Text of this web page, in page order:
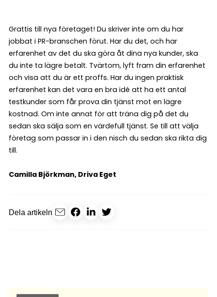
Grattis till nya företaget! Du skriver inte om du har
jobbat i PR-branschen förut. Har du det, och har
erfarenhet av det du ska göra åt dina nya kunder, ska
du inte ta lägre betalt. Tvärtom, lyft fram din erfarenhet
och visa att du är ett proffs. Har du ingen praktisk
erfarenhet kan det vara en bra idé att ha ett antal
testkunder som får prova din tjänst mot en lägre
kostnad. Om inte annat för att träna dig på det du
sedan ska sälja som en värdefull tjänst. Se till att välja
företag som passar in i den nisch du sedan ska rikta dig
till.
Camilla Björkman, Driva Eget
Dela artikeln